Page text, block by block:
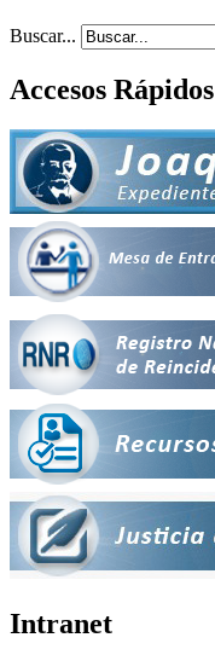
Buscar...
Accesos Rápidos
Intranet